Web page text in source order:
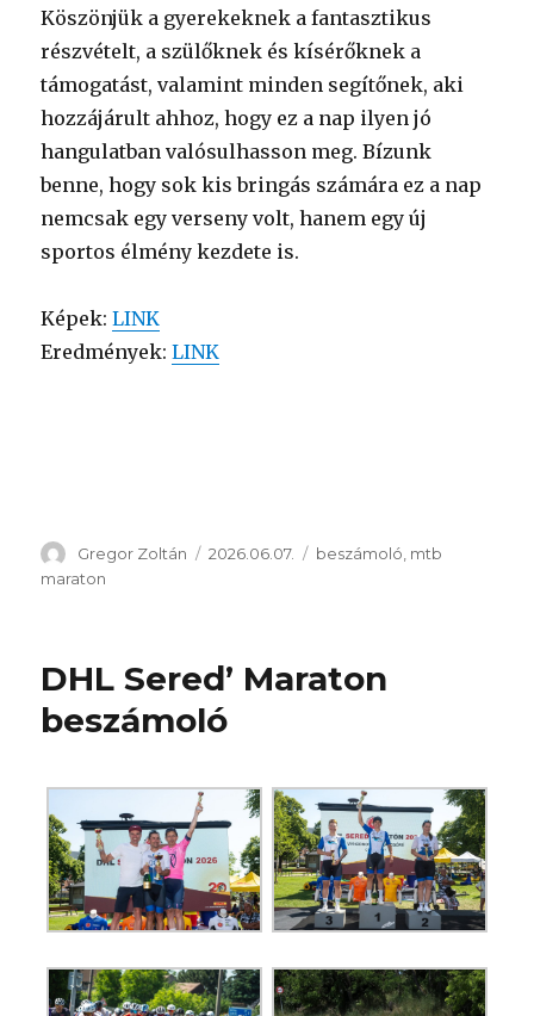
Köszönjük a gyerekeknek a fantasztikus
részvételt, a szülőknek és kísérőknek a
támogatást, valamint minden segítőnek, aki
hozzájárult ahhoz, hogy ez a nap ilyen jó
hangulatban valósulhasson meg. Bízunk
benne, hogy sok kis bringás számára ez a nap
nemcsak egy verseny volt, hanem egy új
sportos élmény kezdete is.
Képek:LINK
Eredmények:LINK
Szerző
Gregor Zoltán Közzétéve
2026.06.07. Kategória
beszámoló mtb
maraton
DHL Sered’ Maraton
beszámoló